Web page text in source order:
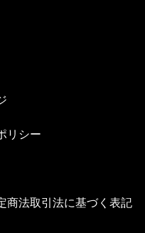
リシー
商法取引法に基づく表記